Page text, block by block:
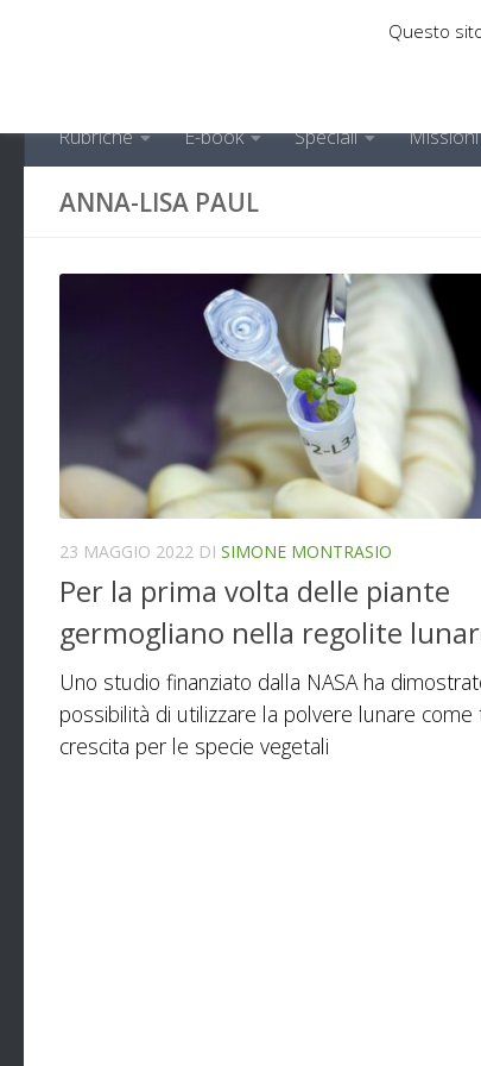
Rubriche E-book Speciali
ANNA-LISA PAUL
23 MAGGIO 2022 DI SIMONE MONTRASIO
Per la prima volta delle piante
germogliano nella regolite
Uno studio finanziato dalla NASA ha
possibilità di utilizzare la polvere lunare come
crescita per le specie vegetali
Questo